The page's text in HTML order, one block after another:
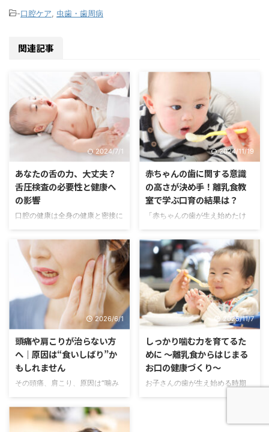
-口腔ケア, 虫歯・歯周病
関連記事
2024/7/1
あなたの舌の力、大丈夫？
舌圧検査の必要性と健康へ
の影響
口腔の健康は全身の健康と密接に
下機能や味覚に重要な影響を与え
ます。また、キシリトールを用い
た虫歯予防も多くの方にとって重
要な関心事です。本記事では、舌
圧検査の重要性とキシリトールの
正しい使用法を詳しく解説し、さ
らに効果的な虫歯予防法について
も触れます。これにより、読者が
口腔内の健康管理をより効果的に
行えるようサポートします。 舌
圧検査とは？ 舌圧検査は、舌の
筋力を定量的に評価するための検
査です。舌圧とは、舌が口蓋（上
顎の内側）に対して押し付ける力
のことをいいます。この検査は、
...
2024/11/19
赤ちゃんの歯に関する意識
の高さが決め手！離乳食教
室で学ぶ口育の結果は？
「赤ちゃんの歯が生え始めたけ
かな…」 「離乳食教室で口育を学
ぶと、本当に効果があるのか
な…」 初めての育児では、赤ちゃ
んの歯や口の健康について悩む方
も多いでしょう。 赤ちゃんの歯
の健康は、将来の成長に大きな影
響を与えます。 離乳食教室で口
育を学ぶことで、正しいケア方法
や意識の持ち方を身につけること
ができます。 この記事を通じ
て、赤ちゃんの歯に関する正しい
知識や口育の重要性を理解し、実
際の育児に役立ててみませんか？
この記事では、初めての育児で赤
2026/6/1
頭痛や肩こりが治らない方
へ｜原因は“食いしばり”か
もしれません
その頭痛、肩こり、原因は“噛み
が解説する「無意識の力み」と体
への影響〜 「最近ずっと肩が重
2025/11/7
しっかり噛む力を育てるた
めに 〜離乳食からはじまる
お口の健康づくり〜
お子さんの歯が生え始める時期